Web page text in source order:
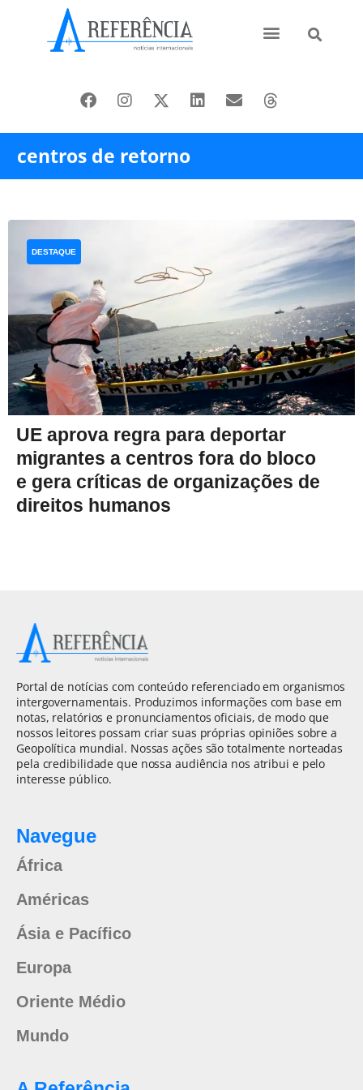
centros de retorno
UE aprova regra para deportar
migrantes a centros fora do bloco
e gera críticas de organizações de
direitos humanos
DESTAQUE
Portal de notícias com conteúdo referenciado em organismos
intergovernamentais. Produzimos informações com base em
notas, relatórios e pronunciamentos oficiais, de modo que
nossos leitores possam criar suas próprias opiniões sobre a
Geopolítica mundial. Nossas ações são totalmente norteadas
pela credibilidade que nossa audiência nos atribui e pelo
interesse público.
Navegue
África
Américas
Ásia e Pacífico
Europa
Oriente Médio
Mundo